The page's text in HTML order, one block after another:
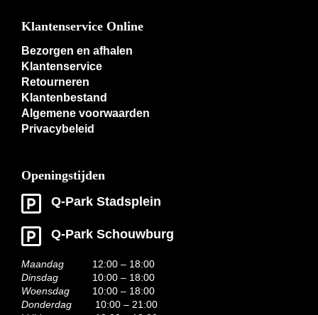
Klantenservice Online
Bezorgen en afhalen
Klantenservice
Retourneren
Klantenbestand
Algemene voorwaarden
Privacybeleid
Openingstijden
Q-Park Stadsplein
Q-Park Schouwburg
Maandag
12:00 – 18:00
Dinsdag
10:00 – 18:00
Woensdag
10:00 – 18:00
Donderdag
10:00 – 21:00